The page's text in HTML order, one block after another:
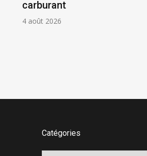
carburant
4 août 2026
Catégories